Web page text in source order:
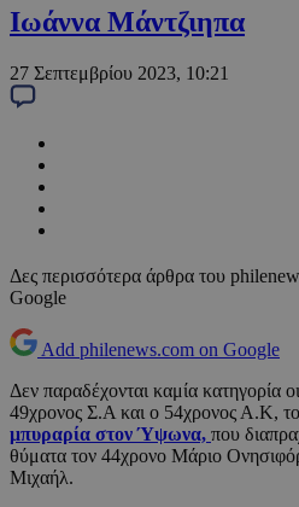
Ιωάννα Μάντζιηπα
27 Σεπτεμβρίου 2023, 10:21
Δες περισσότερα άρθρα του
Google
Add philenews.com on Google
Δεν παραδέχονται καμία κατηγορία
49χρονος Σ.Α και ο 54χρονος Α.Κ,
μπυραρία στον Ύψωνα, που
θύματα τον 44χρονο Μάριο
Μιχαήλ.